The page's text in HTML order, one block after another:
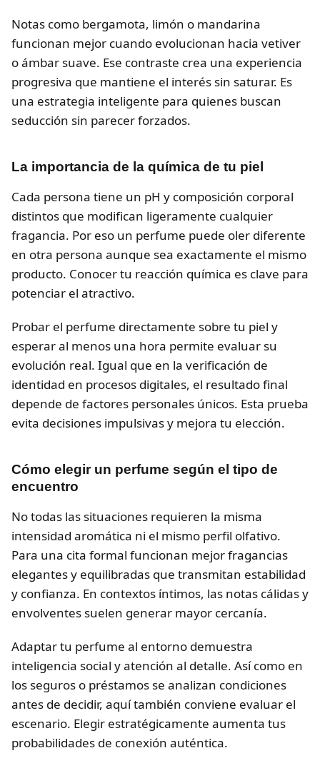
Notas como bergamota, limón o mandarina
funcionan mejor cuando evolucionan hacia vetiver
o ámbar suave. Ese contraste crea una experiencia
progresiva que mantiene el interés sin saturar. Es
una estrategia inteligente para quienes buscan
seducción sin parecer forzados.
La importancia de la química de tu piel
Cada persona tiene un pH y composición corporal
distintos que modifican ligeramente cualquier
fragancia. Por eso un perfume puede oler diferente
en otra persona aunque sea exactamente el mismo
producto. Conocer tu reacción química es clave para
potenciar el atractivo.
Probar el perfume directamente sobre tu piel y
esperar al menos una hora permite evaluar su
evolución real. Igual que en la verificación de
identidad en procesos digitales, el resultado final
depende de factores personales únicos. Esta prueba
evita decisiones impulsivas y mejora tu elección.
Cómo elegir un perfume según el tipo de
encuentro
No todas las situaciones requieren la misma
intensidad aromática ni el mismo perfil olfativo.
Para una cita formal funcionan mejor fragancias
elegantes y equilibradas que transmitan estabilidad
y confianza. En contextos íntimos, las notas cálidas y
envolventes suelen generar mayor cercanía.
Adaptar tu perfume al entorno demuestra
inteligencia social y atención al detalle. Así como en
los seguros o préstamos se analizan condiciones
antes de decidir, aquí también conviene evaluar el
escenario. Elegir estratégicamente aumenta tus
probabilidades de conexión auténtica.